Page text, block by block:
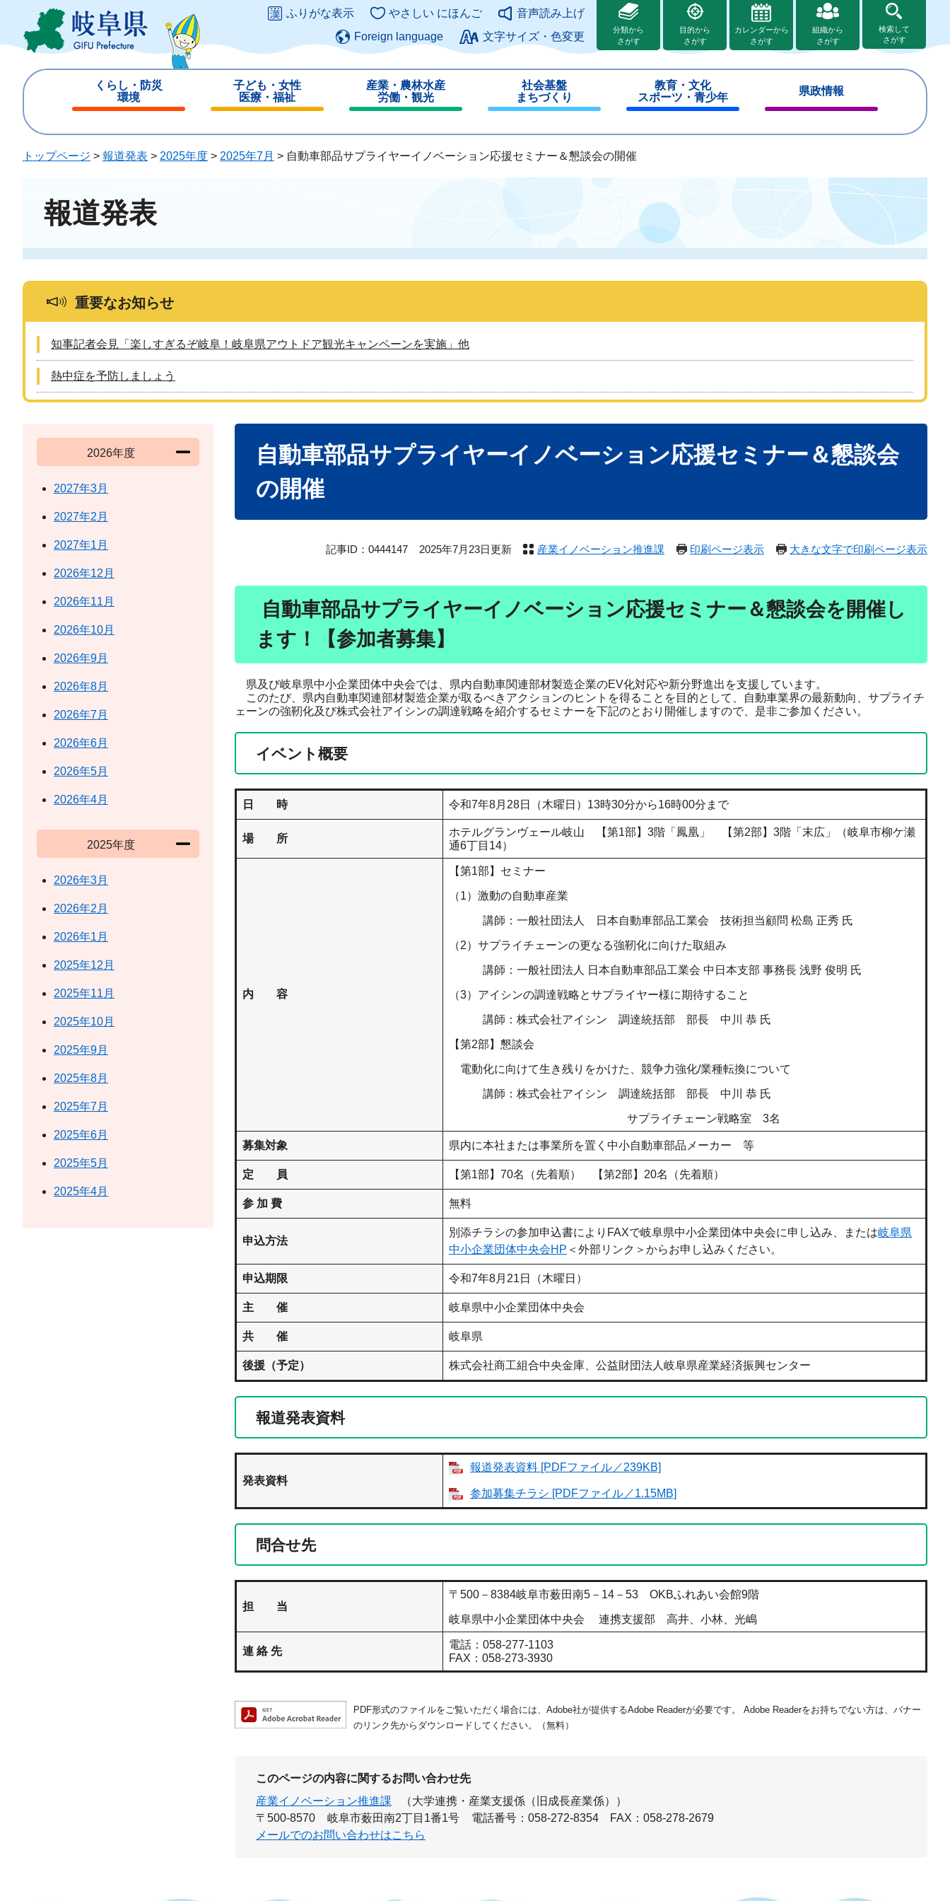
ジ
ュ
このページの本文へ
ふりがな表示 やさしい にほんご
音声読み上げ
Foreign language
文字サイズ・色変更
分類から
さがす
目的から
さがす
カレンダーから
さがす
組織から
さがす
検索して
さがす
くらし・防災
環境
じ
子ども・女性
医療・福祉
じ
る
産業・農林水産
労働・観光
じ
る
社会基盤
まちづくり
じ
る
教育・文化
スポーツ・青少年
じ
る
県政情報
じ
トップページ > 報道発表 > 2025年度 > 2025年7月 > 自動車部品サプライヤーイノベーション応援セミナー＆懇談会の開催
報道発表
重要なお知らせ
知事記者会見「楽しすぎるぞ岐阜！岐阜県アウトドア観光キャンペーンを実施」他
熱中症を予防しましょう
自動車部品サプライヤーイノベーション応援セミナー＆懇談会
の開催
記事ID：0444147 2025年7月23日更新 産業イノベーション推進課 印刷ページ表示 大きな文字で印刷ページ表示
自動車部品サプライヤーイノベーション応援セミナー＆懇談会を開催し
ます！【参加者募集】
県及び岐阜県中小企業団体中央会では、県内自動車関連部材製造企業のEV化対応や新分野進出を支援しています。
このたび、県内自動車関連部材製造企業が取るべきアクションのヒントを得ることを目的として、自動車業界の最新動向、サプライチ
ェーンの強靭化及び株式会社アイシンの調達戦略を紹介するセミナーを下記のとおり開催しますので、是非ご参加ください。
イベント概要
日 時 令和7年8月28日（木曜日）13時30分から16時00分まで
場 所
ホテルグランヴェール岐山 【第1部】3階「鳳凰」 【第2部】3階「末広」（岐阜市柳ケ瀬
通6丁目14）
内 容
​【第1部】セミナー
（1）激動の自動車産業​
講師：一般社団法人 日本自動車部品工業会 技術担当顧問 松島 正秀 氏
（2）サプライチェーンの更なる強靭化に向けた取組み
講師：一般社団法人 日本自動車部品工業会 中日本支部 事務長 浅野 俊明 氏
（3）アイシンの調達戦略とサプライヤー様に期待すること
講師：株式会社アイシン 調達統括部 部長 中川 恭 氏
【第2部】懇談会
電動化に向けて生き残りをかけた、競争力強化/業種転換について
講師：株式会社アイシン 調達統括部 部長 中川 恭 氏
サプライチェーン戦略室 3名
募集対象 県内に本社または事業所を置く中小自動車部品メーカー 等
定 員 【第1部】70名（先着順） 【第2部】20名（先着順）
参 加 費 無料
申込方法
別添チラシの参加申込書によりFAXで岐阜県中小企業団体中央会に申し込み、または岐阜県
中小企業団体中央会HP ＜外部リンク＞ からお申し込みください。
申込期限 令和7年8月21日（木曜日）
主 催 岐阜県中小企業団体中央会
共 催 岐阜県
後援（予定） 株式会社商工組合中央金庫、公益財団法人岐阜県産業経済振興センター
報道発表資料
発表資料
報道発表資料 [PDFファイル／239KB]
参加募集チラシ [PDFファイル／1.15MB]
問合せ先
担 当
〒500－8384岐阜市薮田南5－14－53 ОKBふれあい会館9階
岐阜県中小企業団体中央会 連携支援部 高井、小林、光嶋
連 絡 先
電話：058-277-1103
FAX：058-273-3930
PDF形式のファイルをご覧いただく場合には、Adobe社が提供するAdobe Readerが必要です。
Adobe Readerをお持ちでない方は、バナー
のリンク先からダウンロードしてください。（無料）
このページの内容に関するお問い合わせ先
産業イノベーション推進課
（大学連携・産業支援係（旧成長産業係））
〒500-8570
岐阜市薮田南2丁目1番1号 電話番号：058-272-8354
FAX：058-278-2679
メールでのお問い合わせはこちら
2026年度
2027年3月
2027年2月
2027年1月
2026年12月
2026年11月
2026年10月
2026年9月
2026年8月
2026年7月
2026年6月
2026年5月
2026年4月
2025年度
2026年3月
2026年2月
2026年1月
2025年12月
2025年11月
2025年10月
2025年9月
2025年8月
2025年7月
2025年6月
2025年5月
2025年4月